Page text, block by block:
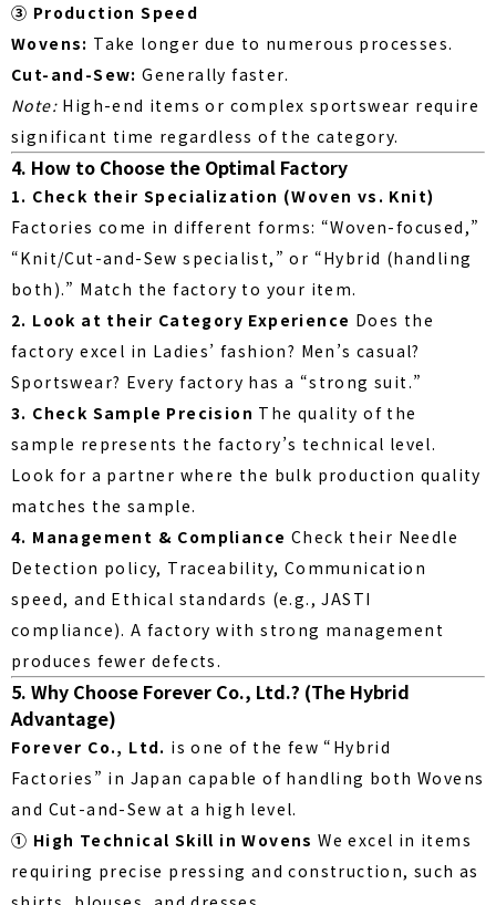
③ Production Speed
Wovens: Take longer due to numerous processes.
Cut-and-Sew: Generally faster.
Note: High-end items or complex sportswear require
significant time regardless of the category.
4. How to Choose the Optimal Factory
1. Check their Specialization (Woven vs. Knit)
Factories come in different forms: “Woven-focused,”
“Knit/Cut-and-Sew specialist,” or “Hybrid (handling
both).” Match the factory to your item.
2. Look at their Category Experience Does the
factory excel in Ladies’ fashion? Men’s casual?
Sportswear? Every factory has a “strong suit.”
3. Check Sample Precision The quality of the
sample represents the factory’s technical level.
Look for a partner where the bulk production quality
matches the sample.
4. Management & Compliance Check their Needle
Detection policy, Traceability, Communication
speed, and Ethical standards (e.g., JASTI
compliance). A factory with strong management
produces fewer defects.
5. Why Choose Forever Co., Ltd.? (The Hybrid
Advantage)
Forever Co., Ltd. is one of the few “Hybrid
Factories” in Japan capable of handling both Wovens
and Cut-and-Sew at a high level.
① High Technical Skill in Wovens We excel in items
requiring precise pressing and construction, such as